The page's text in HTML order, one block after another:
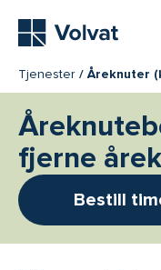
Tjenester Åreknuter
fjerne
Bestill